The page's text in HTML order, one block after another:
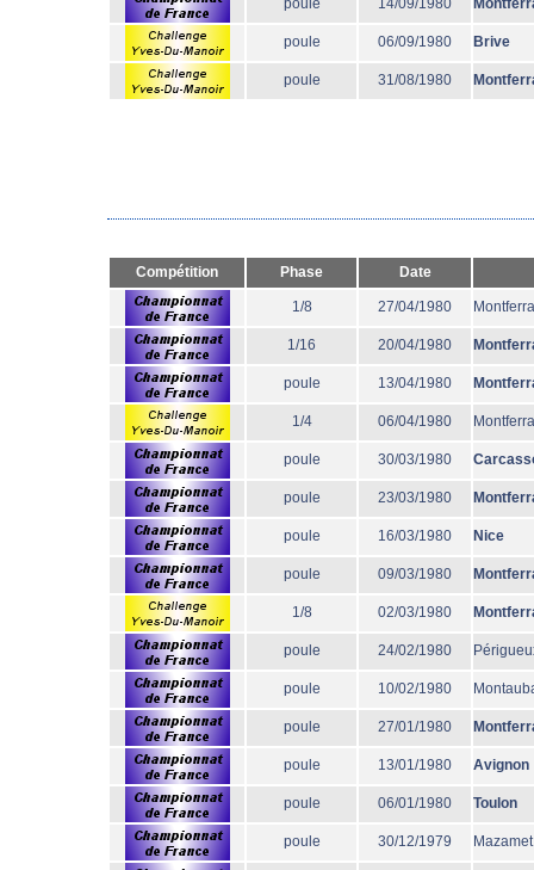
poule 14/09/1980
poule 06/09/1980 Brive
poule 31/08/1980
Compétition Phase Date
1/8 27/04/1980
1/16 20/04/1980
poule 13/04/1980
1/4 06/04/1980
poule 30/03/1980
poule 23/03/1980
poule 16/03/1980 Nice
poule 09/03/1980
1/8 02/03/1980
poule 24/02/1980
poule 10/02/1980
poule 27/01/1980
poule 13/01/1980 Avignon
poule 06/01/1980 Toulon
poule 30/12/1979 Mazamet